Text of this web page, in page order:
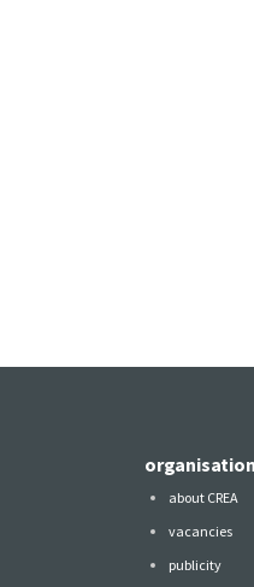
organisation
about CREA
vacancies
publicity